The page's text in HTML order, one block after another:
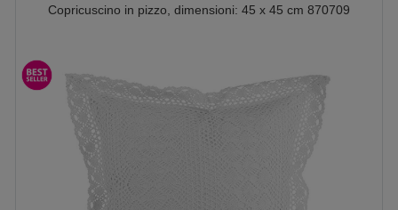
Copricuscino in pizzo, dimensioni: 45 x 45 cm 870709